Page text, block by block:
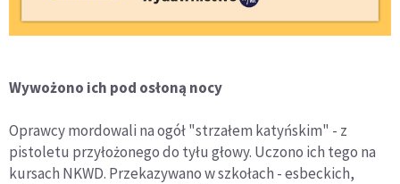
Wywożono ich pod osłoną nocy
Oprawcy mordowali na ogół "strzałem katyńskim" - z
pistoletu przyłożonego do tyłu głowy. Uczono ich tego na
kursach NKWD. Przekazywano w szkołach - esbeckich,